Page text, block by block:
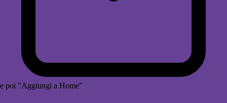
e poi "Aggiungi a Home"